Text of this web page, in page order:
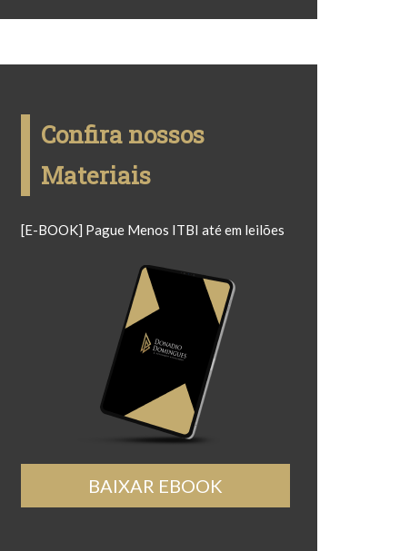
Confira nossos
Materiais
[E-BOOK] Pague Menos ITBI até em leilões
BAIXAR EBOOK